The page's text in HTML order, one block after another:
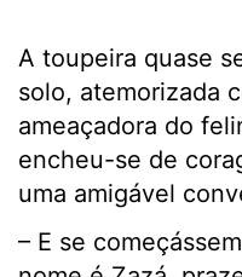
A toupeira quase
solo, atemorizada
ameaçadora do
encheu-se de
uma amigável
– E se